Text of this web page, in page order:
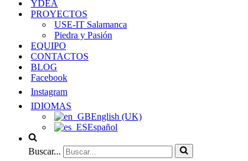
YDEA
PROYECTOS
USE-IT Salamanca
Piedra y Pasión
EQUIPO
CONTACTOS
BLOG
Facebook
Instagram
IDIOMAS
English (UK)
Español
Buscar...